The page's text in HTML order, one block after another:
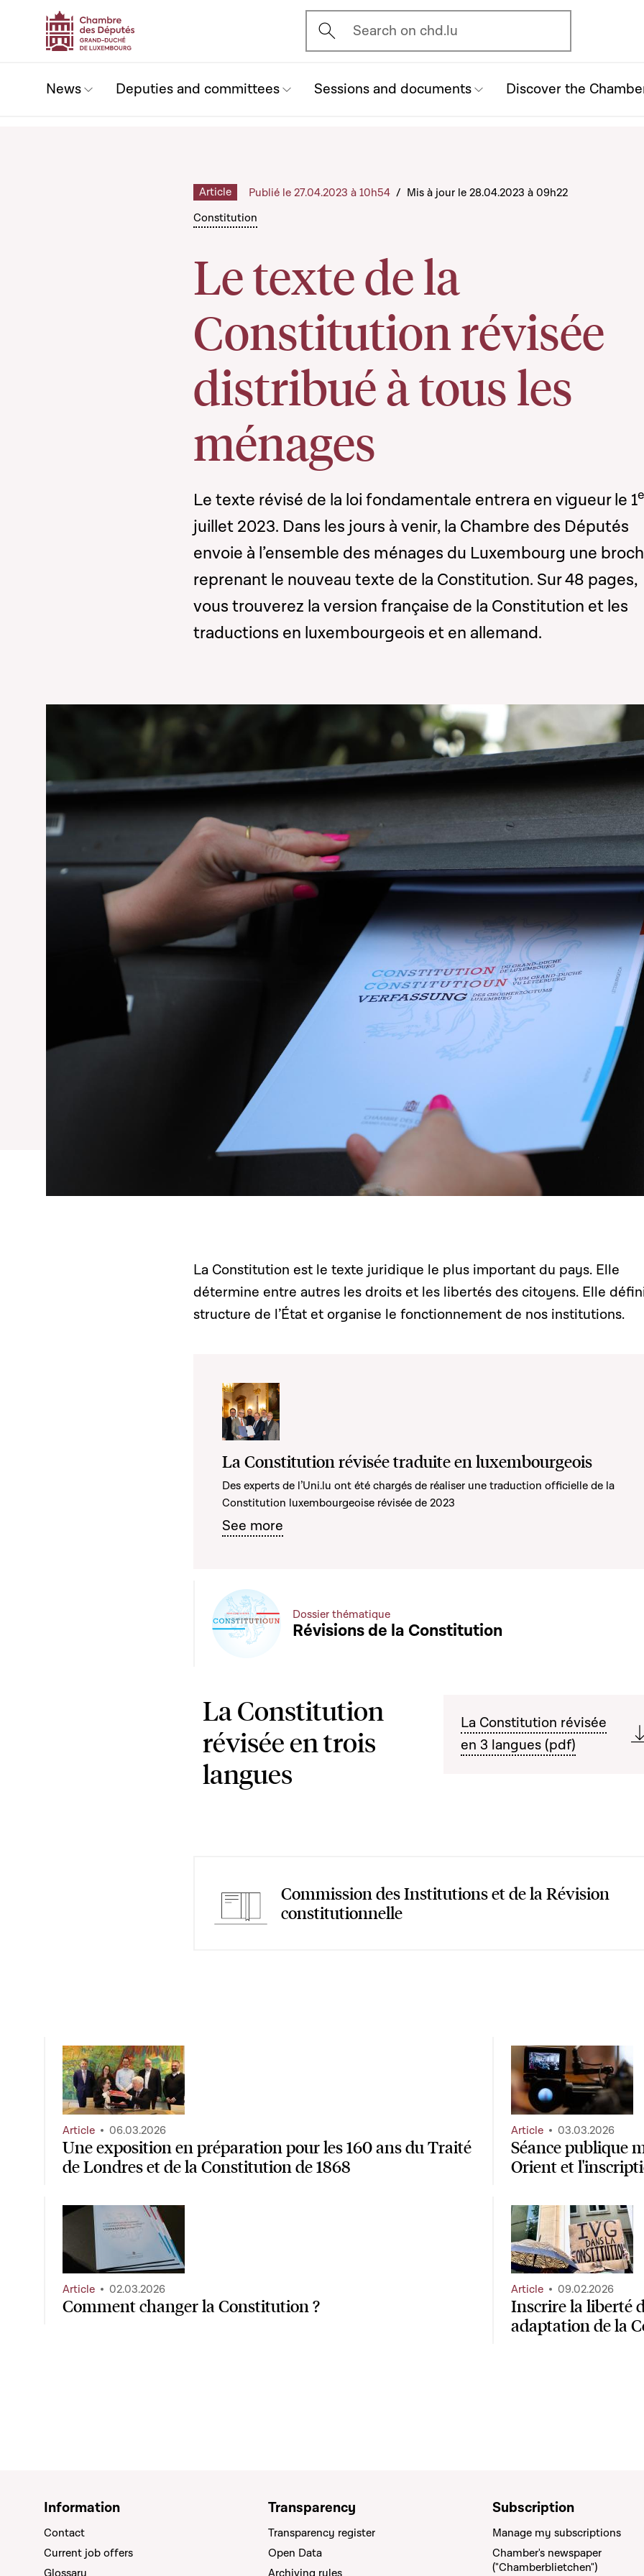
Ouvrir l'écran de recherche
Search on chd.lu
News Deputies and committees Sessions and documents Discover the
Constitution
Le texte de la
Constitution révisée
distribué à tous les
ménages
Article Publié le 27.04.2023 à 10h54 / Mis à jour le 28.04.2023 à 09h22
Le texte révisé de la loi fondamentale entrera en vigueur le 1
juillet 2023. Dans les jours à venir, la Chambre des Députés
envoie à l’ensemble des ménages du Luxembourg une
reprenant le nouveau texte de la Constitution. Sur 48 pages,
vous trouverez la version française de la Constitution et les
traductions en luxembourgeois et en allemand.
La Constitution est le texte juridique le plus important du pays. Elle
détermine entre autres les droits et les libertés des citoyens. Elle
structure de l’État et organise le fonctionnement de nos institutions.
La Constitution révisée traduite en luxembourgeois
Des experts de l’Uni.lu ont été chargés de réaliser une traduction officielle de la
Constitution luxembourgeoise révisée de 2023
See more
Révisions de la Constitution
Dossier thématique
La Constitution
révisée en trois
langues
La Constitution révisée
en 3 langues (pdf)
Commission des Institutions et de la Révision
constitutionnelle
Une exposition en préparation pour les 160 ans du Traité
de Londres et de la Constitution de 1868
Article 06.03.2026
Séance publique
Orient et
Article 03.03.2026
Comment changer la Constitution ?
Article 02.03.2026
Inscrire la liberté
adaptation de la
Article 09.02.2026
Information
Contact
Current job offers
Transparency
Transparency register
Open Data
Subscription
Manage my subscriptions
Chamber's newspaper
("Chamberblietchen")